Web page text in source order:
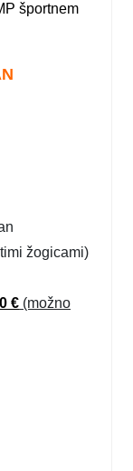
športnem
žogicami)
€ (možno